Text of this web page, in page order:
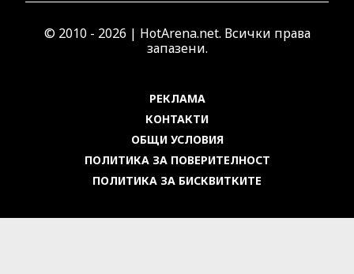
© 2010 - 2026 | HotArena.net. Всички права
запазени.
РЕКЛАМА
КОНТАКТИ
ОБЩИ УСЛОВИЯ
ПОЛИТИКА ЗА ПОВЕРИТЕЛНОСТ
ПОЛИТИКА ЗА БИСКВИТКИТЕ